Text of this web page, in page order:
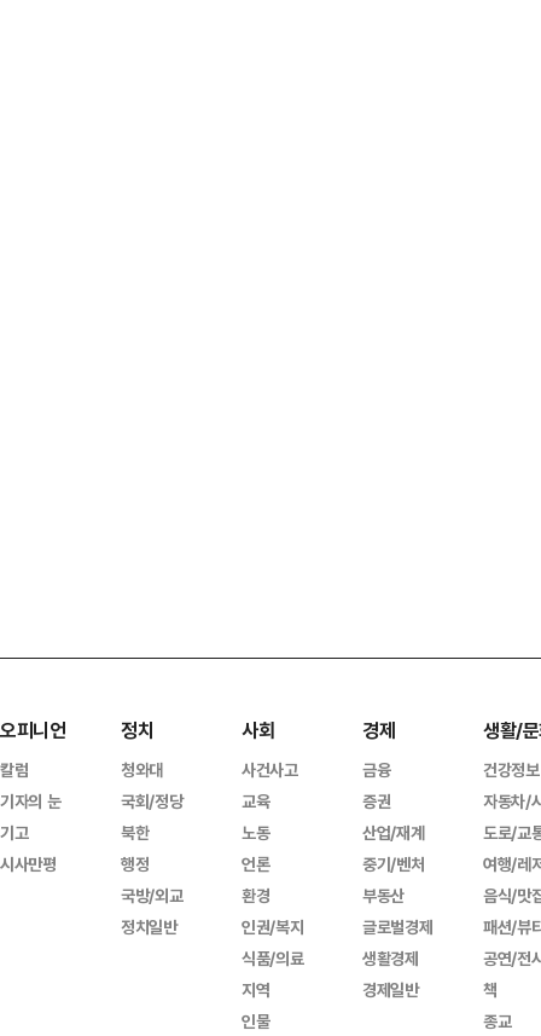
오피니언
칼럼
기자의 눈
기고
시사만평
정치
청와대
국회/정당
북한
행정
국방/외교
정치일반
사회
사건사고
교육
노동
언론
환경
인권/복지
식품/의료
지역
인물
경제
금융
증권
산업/재계
중기/벤처
부동산
글로벌경제
생활경제
경제일반
생활/
건강정보
자동차/
도로/교
여행/레
음식/맛
패션/뷰
공연/전
책
종교